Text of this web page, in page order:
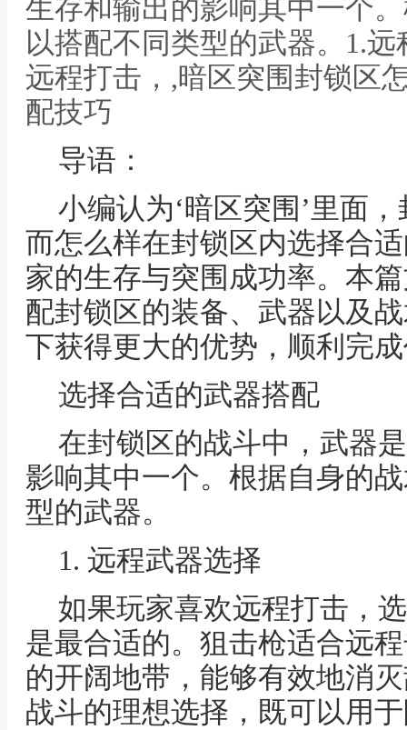
生存和输出的影响其中一个
以搭配不同类型的武器。1.
远程打击，,暗区突围封锁区
配技巧
导语：
小编认为‘暗区突围’里面
而怎么样在封锁区内选择合
家的生存与突围成功率。本
配封锁区的装备、武器以及
下获得更大的优势，顺利完
选择合适的武器搭配
在封锁区的战斗中，武器
影响其中一个。根据自身的
型的武器。
1. 远程武器选择
如果玩家喜欢远程打击，
是最合适的。狙击枪适合远
的开阔地带，能够有效地消
战斗的理想选择，既可以用